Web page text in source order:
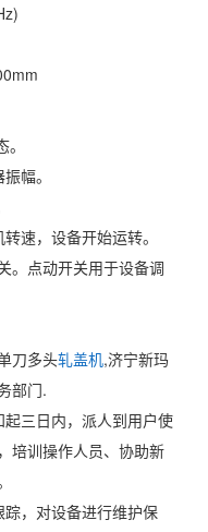
幅。
速，设备开始运转。
。点动开关用于设备调
刀多头轧盖机,济宁新玛
部门.
起三日内，派人到用户使
培训操作人员、协助新
踪，对设备进行维护保